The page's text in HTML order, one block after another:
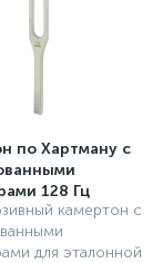
по Хартману с
128 Гц
KaWe покамертон с
для эталонной